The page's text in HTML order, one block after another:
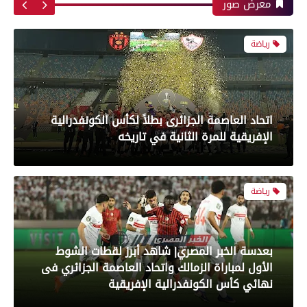
معرض صور
اتحاد العاصمة الجزائرى بطلاً لكأس الكونفدرالية
الإفريقية للمرة الثانية في تاريخه
رياضة
بعدسة الخبر المصري| شاهد أبرز لقطات الشوط
الأول لمباراة الزمالك واتحاد العاصمة الجزائري فى
نهائي كأس الكونفدرالية الإفريقية
رياضة